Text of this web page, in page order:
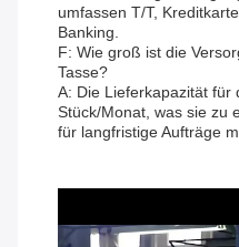
umfassen T/T,
Banking.
F: Wie groß ist die
Tasse?
A: Die Lieferkapazität für
Stück/Monat, was sie zu
für langfristige Aufträge